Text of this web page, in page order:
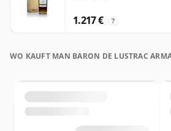
1.217 € ?
WO KAUFT MAN BARON DE LUSTRAC